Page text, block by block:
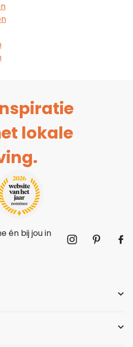
lokale
én bij jou in